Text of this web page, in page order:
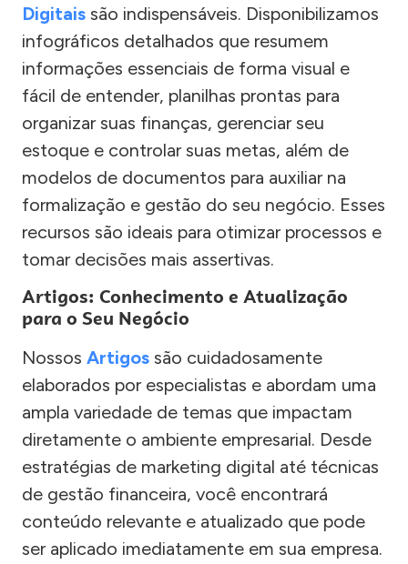
Digitais são indispensáveis. Disponibilizamos
infográficos detalhados que resumem
informações essenciais de forma visual e
fácil de entender, planilhas prontas para
organizar suas finanças, gerenciar seu
estoque e controlar suas metas, além de
modelos de documentos para auxiliar na
formalização e gestão do seu negócio. Esses
recursos são ideais para otimizar processos e
tomar decisões mais assertivas.
Artigos: Conhecimento e Atualização
para o Seu Negócio
Nossos Artigos são cuidadosamente
elaborados por especialistas e abordam uma
ampla variedade de temas que impactam
diretamente o ambiente empresarial. Desde
estratégias de marketing digital até técnicas
de gestão financeira, você encontrará
conteúdo relevante e atualizado que pode
ser aplicado imediatamente em sua empresa.